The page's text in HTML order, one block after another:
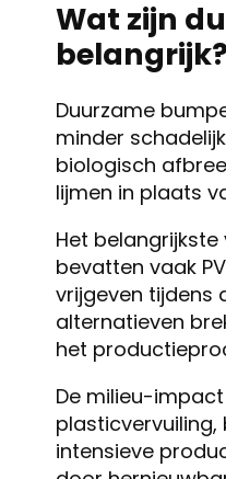
Wat zijn
belangrijk?
Duurzame
minder
biologisch
lijmen in plaats
Het
bevatten vaak
vrijgeven tijdens
alternatieven
het
De milieu-
intensieve